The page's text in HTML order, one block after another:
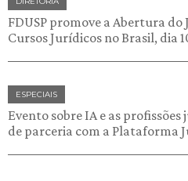
FDUSP promove a Abertura
Cursos Jurídicos no Brasil, dia
ESPECIAIS
Evento sobre IA e as
de parceria com a Plataforma